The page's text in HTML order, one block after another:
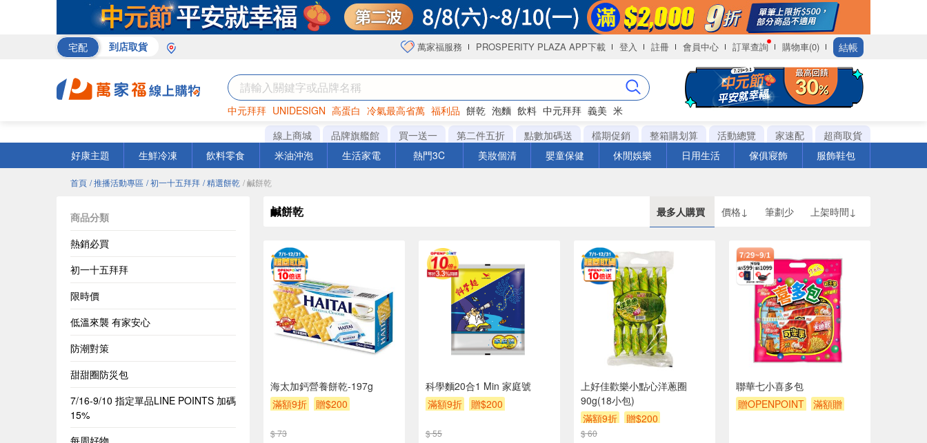
宅配 到店取貨 萬家福服務 PROSPERITY PLAZA APP下載 登入 註冊 會員中心 訂單查詢 購物車(0) 結帳
中元拜拜 UNIDESIGN 高蛋白 冷氣最高省萬 福利品 餅乾 泡麵 飲料 中元拜拜 義美 米
罐頭 咖啡 海苔
線上商城 品牌旗艦館 買一送一 第二件五折 點數加碼送 檔期促銷 整箱購划算 活動總覽 家速配
超商取貨
好康主題
生鮮冷凍 飲料零食 米油沖泡 生活家電 熱門3C 美妝個清 嬰童保健 休閒娛樂 日用生活 傢俱寢飾 服飾鞋包
首頁 / 推播活動專區 / 初一十五拜拜 / 精選餅乾 / 鹹餅乾
商品分類
熱銷必買
初一十五拜拜
限時價
低溫來襲 有家安心
防潮對策
甜甜圈防災包
7/16-9/10 指定單品LINE POINTS 加碼
15%
每周好物
鹹餅乾 最多人購買 價格↓ 筆劃少 上架時間↓
海太加鈣營養餅乾-197g
滿額9折
贈$200
$ 73
科學麵20合1 Min 家庭號
滿額9折
贈$200
$ 55
上好佳歡樂小點心洋蔥圈
90g(18小包)
滿額9折
贈$200
$ 60
聯華七小喜多包
贈OPENPOINT
滿額贈